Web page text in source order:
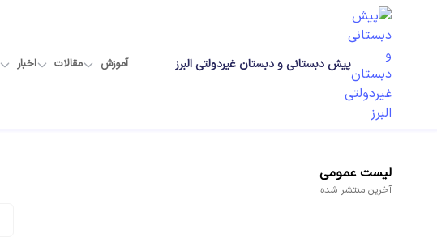
پیش دبستانی و دبستان غیردولتی البرز آموزش مقالات اخبار
لیستعمومی
آخرین منتشر شده